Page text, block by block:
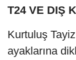
T24 VE DIŞ
Kurtuluş
ayaklarına